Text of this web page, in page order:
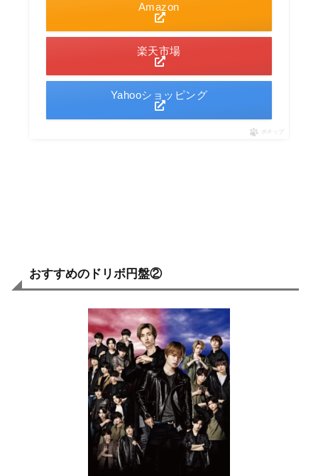
Amazon
楽天市場
Yahooショッピング
ポチップ
おすすめのドリボ円盤②